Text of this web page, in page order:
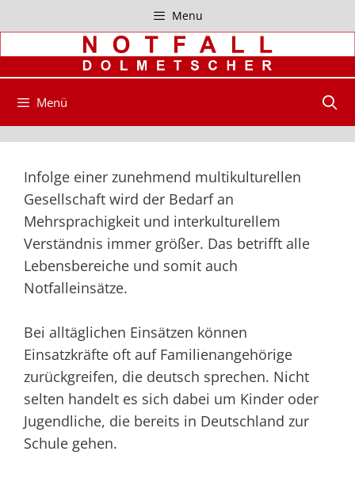
Inhalt
springen
Menu
Menü
Infolge einer zunehmend multikulturellen
Gesellschaft wird der Bedarf an
Mehrsprachigkeit und interkulturellem
Verständnis immer größer. Das betrifft alle
Lebensbereiche und somit auch
Notfalleinsätze.
Bei alltäglichen Einsätzen können
Einsatzkräfte oft auf Familienangehörige
zurückgreifen, die deutsch sprechen. Nicht
selten handelt es sich dabei um Kinder oder
Jugendliche, die bereits in Deutschland zur
Schule gehen.